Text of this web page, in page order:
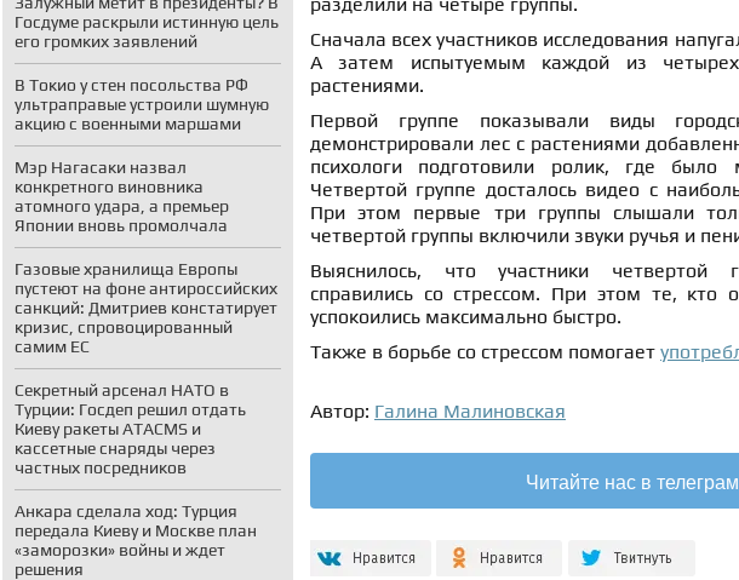
Госдуме раскрыли истинную цель
его громких заявлений
В Токио у стен посольства РФ
ультраправые устроили шумную
акцию с военными маршами
Мэр Нагасаки назвал
конкретного виновника
атомного удара, а премьер
Японии вновь промолчала
Газовые хранилища Европы
пустеют на фоне антироссийских
санкций: Дмитриев констатирует
кризис, спровоцированный
самим ЕС
Секретный арсенал НАТО в
Турции: Госдеп решил отдать
Киеву ракеты ATACMS и
кассетные снаряды через
частных посредников
Анкара сделала ход: Турция
передала Киеву и Москве план
«заморозки» войны и ждет
решения
Сначала всех участников исследования
А затем испытуемым каждой из
растениями.
Первой группе показывали виды
демонстрировали лес с растениями
психологи подготовили ролик, где было
Четвертой группе досталось видео с
При этом первые три группы слышали
четвертой группы включили звуки ручья и
Выяснилось, что участники четвертой
справились со стрессом. При этом те, кто
успокоились максимально быстро.
Также в борьбе со стрессом помогает
Автор: Галина Малиновская
Читайте нас в телеграм